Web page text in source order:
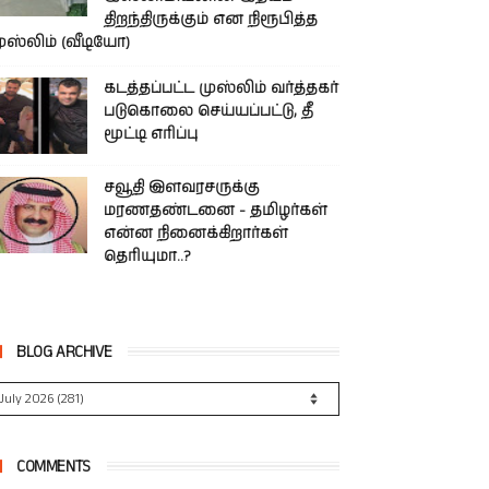
திறந்திருக்கும் என நிரூபித்த
(வீடியோ)
கடத்தப்பட்ட முஸ்லிம் வர்த்தகர்
படுகொலை செய்யப்பட்டு, தீ
மூட்டி எரிப்பு
சவூதி இளவரசருக்கு
மரணதண்டனை - தமிழர்கள்
என்ன நினைக்கிறார்கள்
தெரியுமா..?
BLOG ARCHIVE
COMMENTS